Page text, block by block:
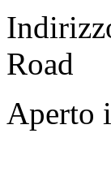
Road
Aperto